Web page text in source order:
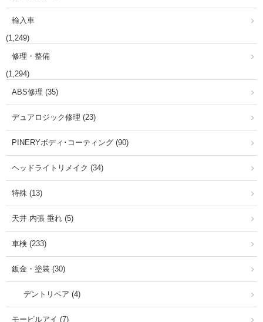
輸入車
(1,249)
修理・整備
(1,294)
ABS修理 (35)
デュアロジック修理 (23)
PINERYボディ･コーティング (90)
ヘッドライトリメイク (34)
特殊 (13)
天井 内張 垂れ (5)
車検 (233)
鈑金・塗装 (30)
デントリペア (4)
モービルアイ (7)